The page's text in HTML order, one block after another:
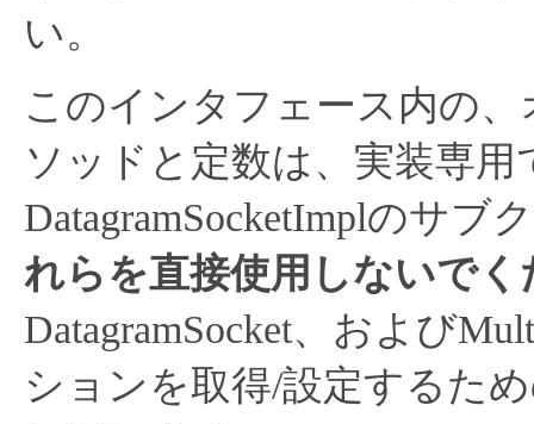
い。
このインタフェース内の
ソッドと定数は、実装専用
DatagramSocketImplのサ
れらを直接使用しないでく
DatagramSocket、および
ションを取得/設定するた